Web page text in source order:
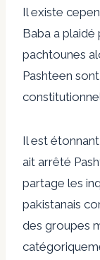
Il existe
Baba a plaidé
pachtounes
Pashteen
Il est
ait arrêté
partage les
pakistanais
des groupes